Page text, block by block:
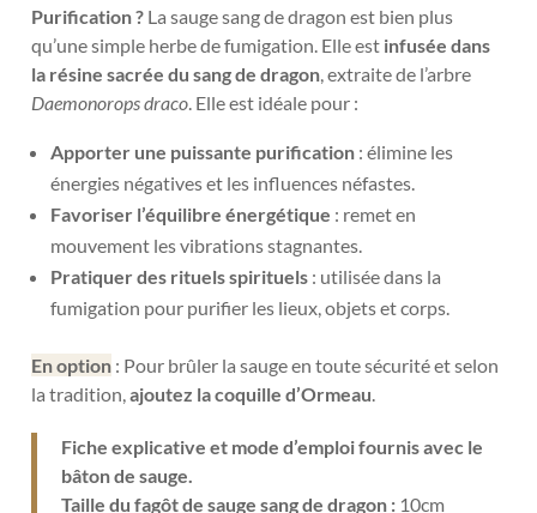
Purification ? La sauge sang de dragon est bien plus
qu’une simple herbe de fumigation. Elle est infusée dans
la résine sacrée du sang de dragon , extraite de l’arbre
Daemonorops draco . Elle est idéale pour :
Apporter une puissante purification : élimine les
énergies négatives et les influences néfastes.
Favoriser l’équilibre énergétique : remet en
mouvement les vibrations stagnantes.
Pratiquer des rituels spirituels : utilisée dans la
fumigation pour purifier les lieux, objets et corps.
En option : Pour brûler la sauge en toute sécurité et selon
la tradition,ajoutez la coquille d’Ormeau
Fiche explicative et mode d’emploi fournis avec le
bâton de sauge.
Taille du fagôt de sauge sang de dragon : 10cm